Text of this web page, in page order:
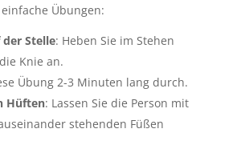
Übungen:
der Stelle: Heben Sie im Stehen
Knie an.
Übung 2-3 Minuten lang durch.
Hüften: Lassen Sie die Person mit
stehenden Füßen